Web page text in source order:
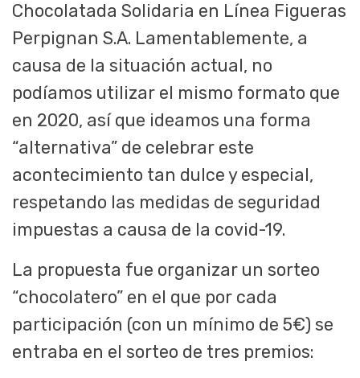
Chocolatada Solidaria en Línea Figueras
Perpignan S.A. Lamentablemente, a
causa de la situación actual, no
podíamos utilizar el mismo formato que
en 2020, así que ideamos una forma
“alternativa” de celebrar este
acontecimiento tan dulce y especial,
respetando las medidas de seguridad
impuestas a causa de la covid-19.
La propuesta fue organizar un sorteo
“chocolatero” en el que por cada
participación (con un mínimo de 5€) se
entraba en el sorteo de tres premios: